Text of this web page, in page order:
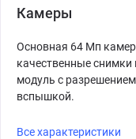
Камеры
Основная 64 Мп
качественные
модуль с
вспышкой.
Все характеристики